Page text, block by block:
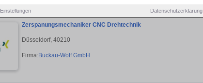
Einstellungen Datenschutzerklärung
Zerspanungsmechaniker CNC Drehtechnik
Düsseldorf, 40210
Firma:Buckau-Wolf GmbH